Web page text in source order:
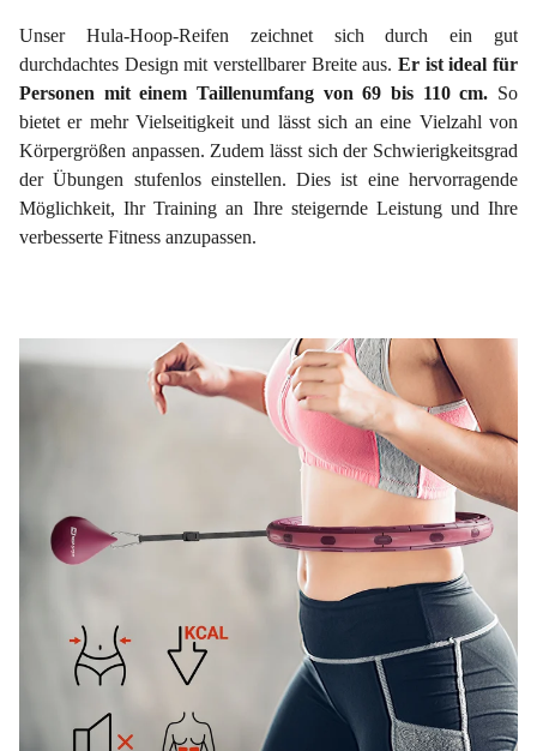
Unser Hula-Hoop-Reifen zeichnet sich durch ein gut
durchdachtes Design mit verstellbarer Breite aus. Er ist ideal für
Personen mit einem Taillenumfang von 69 bis 110 cm. So
bietet er mehr Vielseitigkeit und lässt sich an eine Vielzahl von
Körpergrößen anpassen. Zudem lässt sich der Schwierigkeitsgrad
der Übungen stufenlos einstellen. Dies ist eine hervorragende
Möglichkeit, Ihr Training an Ihre steigernde Leistung und Ihre
verbesserte Fitness anzupassen.